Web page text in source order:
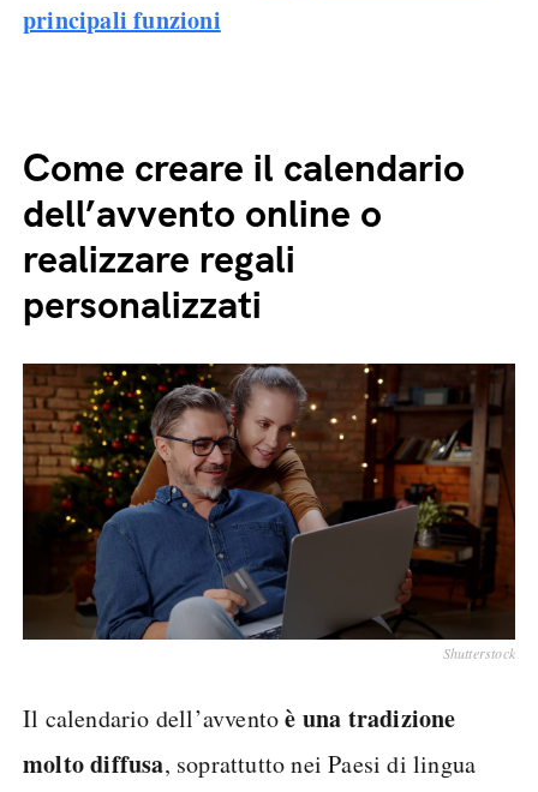
principali funzioni
Come creare il calendario
dell’avvento online o
realizzare regali
personalizzati
Shutterstock
Il calendario dell’avventoè una tradizione
molto diffusa, soprattutto nei Paesi di lingua